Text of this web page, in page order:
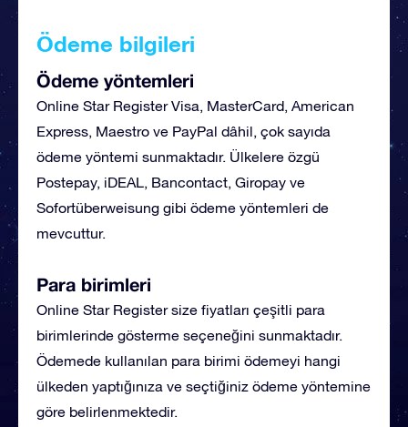
Ödeme bilgileri
Ödeme yöntemleri
Online Star Register Visa, MasterCard, American
Express, Maestro ve PayPal dâhil, çok sayıda
ödeme yöntemi sunmaktadır. Ülkelere özgü
Postepay, iDEAL, Bancontact, Giropay ve
Sofortüberweisung gibi ödeme yöntemleri de
mevcuttur.
Para birimleri
Online Star Register size fiyatları çeşitli para
birimlerinde gösterme seçeneğini sunmaktadır.
Ödemede kullanılan para birimi ödemeyi hangi
ülkeden yaptığınıza ve seçtiğiniz ödeme yöntemine
göre belirlenmektedir.